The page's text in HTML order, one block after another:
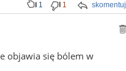
skomentuj
1 1
objawia się bólem w